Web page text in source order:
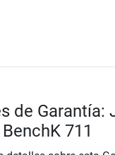
de Garantía:
711